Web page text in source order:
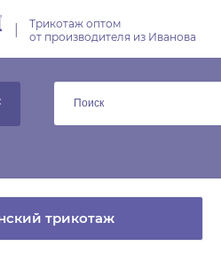
Трикотаж оптом
от производителя из Иванова
трикотаж